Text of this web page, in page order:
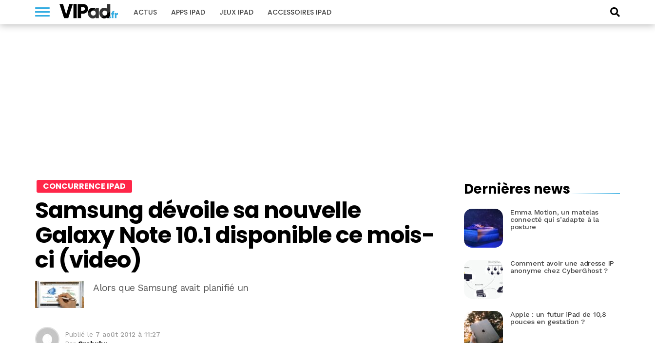
ACTUS APPS IPAD JEUX IPAD ACCESSOIRES IPAD
CONCURRENCE IPAD
Samsung dévoile sa nouvelle
Galaxy Note 10.1 disponible ce mois-
ci (video)
Alors que Samsung avait planifié un
Publié le 7 août 2012 à 11:27
Dernières news
Emma Motion, un matelas
connecté qui s’adapte à la
posture
Comment avoir une adresse IP
anonyme chez CyberGhost ?
Apple : un futur iPad de 10,8
pouces en gestation ?